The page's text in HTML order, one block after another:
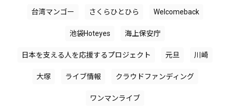
台湾マンゴー さくらひとひら Welcomeback
池袋Hoteyes 海上保安庁
日本を支える人を応援するプロジェクト 元旦 川崎
大塚 ライブ情報 クラウドファンディング
ワンマンライブ